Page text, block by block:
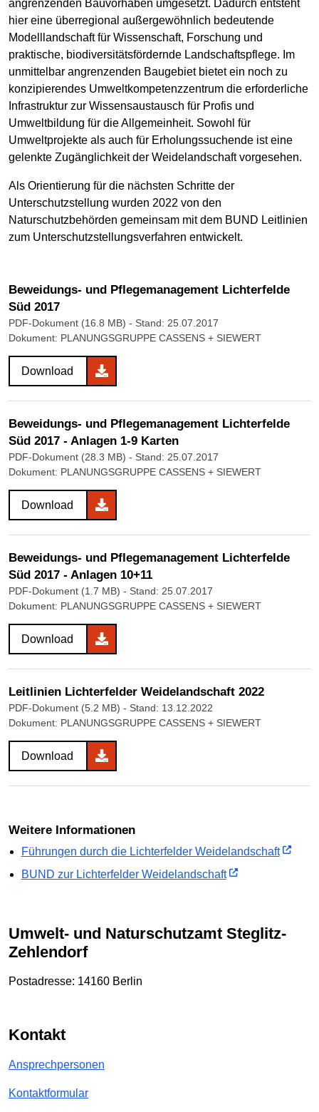
angrenzenden Bauvorhaben umgesetzt. Dadurch entsteht
hier eine überregional außergewöhnlich bedeutende
Modelllandschaft für Wissenschaft, Forschung und
praktische, biodiversitätsfördernde Landschaftspflege. Im
unmittelbar angrenzenden Baugebiet bietet ein noch zu
konzipierendes Umweltkompetenzzentrum die erforderliche
Infrastruktur zur Wissensaustausch für Profis und
Umweltbildung für die Allgemeinheit. Sowohl für
Umweltprojekte als auch für Erholungssuchende ist eine
gelenkte Zugänglichkeit der Weidelandschaft vorgesehen.
Als Orientierung für die nächsten Schritte der
Unterschutzstellung wurden 2022 von den
Naturschutzbehörden gemeinsam mit dem BUND Leitlinien
zum Unterschutzstellungsverfahren entwickelt.
Beweidungs- und Pflegemanagement Lichterfelde
Süd 2017
PDF-Dokument (16.8 MB) - Stand: 25.07.2017
Dokument: PLANUNGSGRUPPE CASSENS + SIEWERT
Download
Beweidungs- und Pflegemanagement Lichterfelde
Süd 2017 - Anlagen 1-9 Karten
PDF-Dokument (28.3 MB) - Stand: 25.07.2017
Dokument: PLANUNGSGRUPPE CASSENS + SIEWERT
Download
Beweidungs- und Pflegemanagement Lichterfelde
Süd 2017 - Anlagen 10+11
PDF-Dokument (1.7 MB) - Stand: 25.07.2017
Dokument: PLANUNGSGRUPPE CASSENS + SIEWERT
Download
Leitlinien Lichterfelder Weidelandschaft 2022
PDF-Dokument (5.2 MB) - Stand: 13.12.2022
Dokument: PLANUNGSGRUPPE CASSENS + SIEWERT
Download
Weitere Informationen
Führungen durch die Lichterfelder Weidelandschaft
BUND zur Lichterfelder Weidelandschaft
Umwelt- und Naturschutzamt Steglitz-
Zehlendorf
Postadresse: 14160 Berlin
Kontakt
Ansprechpersonen
Kontaktformular